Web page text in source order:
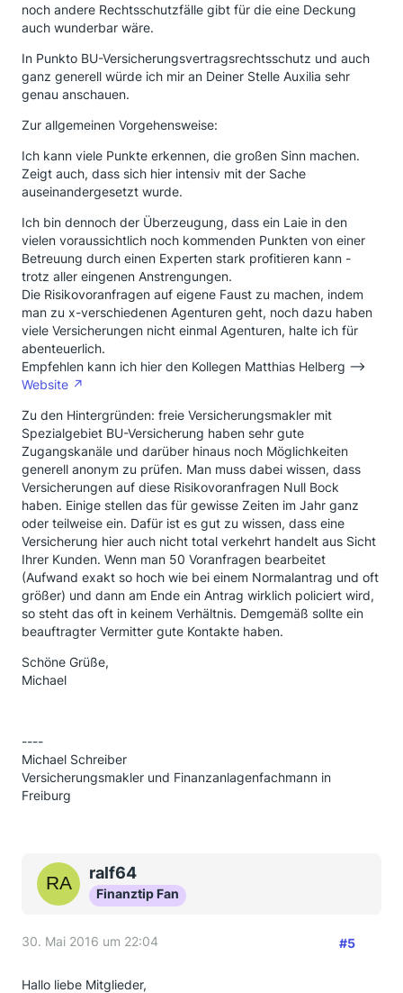
noch andere Rechtsschutzfälle gibt für die eine Deckung
auch wunderbar wäre.
In Punkto BU-Versicherungsvertragsrechtsschutz und auch
ganz generell würde ich mir an Deiner Stelle Auxilia sehr
genau anschauen.
Zur allgemeinen Vorgehensweise:
Ich kann viele Punkte erkennen, die großen Sinn machen.
Zeigt auch, dass sich hier intensiv mit der Sache
auseinandergesetzt wurde.
Ich bin dennoch der Überzeugung, dass ein Laie in den
vielen voraussichtlich noch kommenden Punkten von einer
Betreuung durch einen Experten stark profitieren kann -
trotz aller eingenen Anstrengungen.
Die Risikovoranfragen auf eigene Faust zu machen, indem
man zu x-verschiedenen Agenturen geht, noch dazu haben
viele Versicherungen nicht einmal Agenturen, halte ich für
abenteuerlich.
Empfehlen kann ich hier den Kollegen Matthias Helberg -->
Website
Zu den Hintergründen: freie Versicherungsmakler mit
Spezialgebiet BU-Versicherung haben sehr gute
Zugangskanäle und darüber hinaus noch Möglichkeiten
generell anonym zu prüfen. Man muss dabei wissen, dass
Versicherungen auf diese Risikovoranfragen Null Bock
haben. Einige stellen das für gewisse Zeiten im Jahr ganz
oder teilweise ein. Dafür ist es gut zu wissen, dass eine
Versicherung hier auch nicht total verkehrt handelt aus Sicht
Ihrer Kunden. Wenn man 50 Voranfragen bearbeitet
(Aufwand exakt so hoch wie bei einem Normalantrag und oft
größer) und dann am Ende ein Antrag wirklich policiert wird,
so steht das oft in keinem Verhältnis. Demgemäß sollte ein
beauftragter Vermitter gute Kontakte haben.
Schöne Grüße,
Michael
----
Michael Schreiber
Versicherungsmakler und Finanzanlagenfachmann in
Freiburg
ralf64
Finanztip Fan
30. Mai 2016 um 22:04 #5
Hallo liebe Mitglieder,